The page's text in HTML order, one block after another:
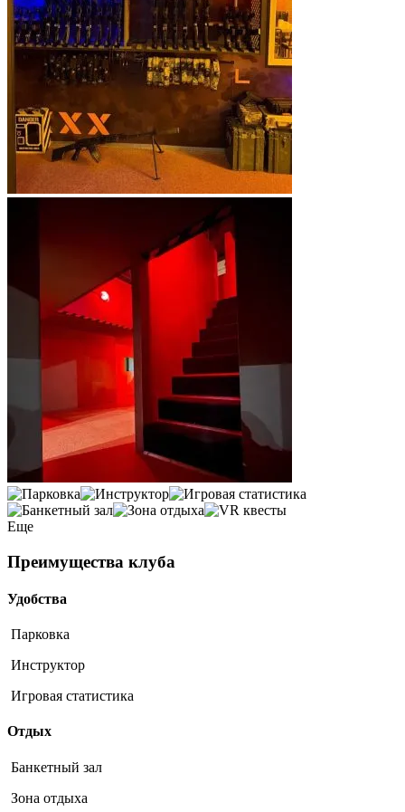
Еще
Преимущества клуба
Удобства
Парковка
Инструктор
Игровая статистика
Отдых
Банкетный зал
Зона отдыха